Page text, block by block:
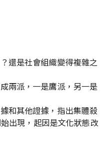
還是社會組織變得複雜之
兩派，一是鷹派，另一是
和其他證據，指出集體殺
出現，起因是文化狀態改